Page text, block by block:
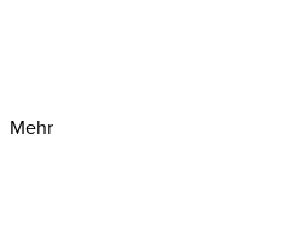
Mehr